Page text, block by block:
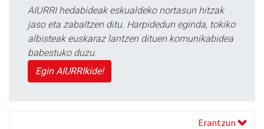
AIURRI hedabideak eskualdeko nortasun hitzak
jaso eta zabaltzen ditu. Harpidedun eginda, tokiko
albisteak euskaraz lantzen dituen komunikabidea
babestuko duzu.
Egin AIURRIkide!
Erantzun